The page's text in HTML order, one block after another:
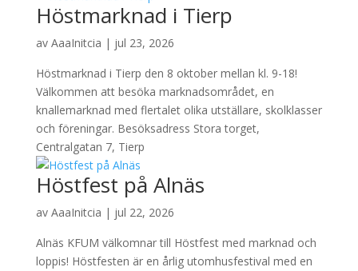
Höstmarknad i Tierp
av AaaInitcia | jul 23, 2026
Höstmarknad i Tierp den 8 oktober mellan kl. 9-18!
Välkommen att besöka marknadsområdet, en
knallemarknad med flertalet olika utställare, skolklasser
och föreningar. Besöksadress Stora torget,
Centralgatan 7, Tierp
Höstfest på Alnäs
av AaaInitcia | jul 22, 2026
Alnäs KFUM välkomnar till Höstfest med marknad och
loppis! Höstfesten är en årlig utomhusfestival med en